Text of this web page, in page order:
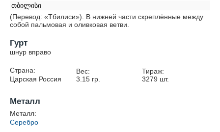
თბილისი
(Перевод: «Тбилиси»). В нижней части скреплённые между
собой пальмовая и оливковая ветви.
Гурт
шнур вправо
Страна:
Царская Россия
Вес:
3.15гр.
Тираж:
3279 шт.
Металл
Металл:
Серебро